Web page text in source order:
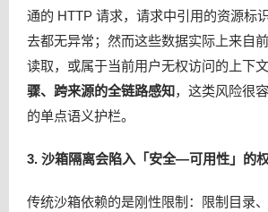
通的 HTTP 请求，请求中引用的资源标
去都无异常；然而这些数据实际上来自
读取，或属于当前用户无权访问的上下
骤、跨来源的全链路感知，这类风险很
的单点语义护栏。
3. 沙箱隔离会陷入「安全—可用性」的
传统沙箱依赖的是刚性限制：限制目录